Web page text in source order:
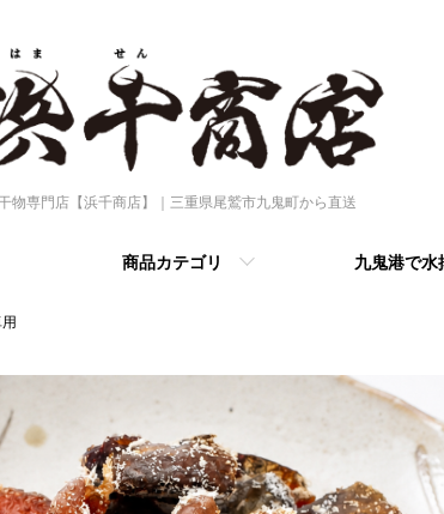
物専門店【浜千商店】｜三重県尾鷲市九鬼町から直送
商品カテゴリ 九鬼港で